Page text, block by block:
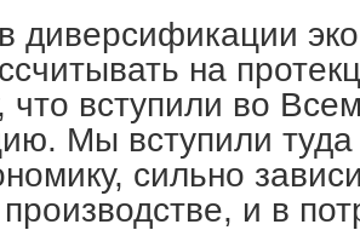
диверсификации
на
что вступили во
Мы вступили
сильно
и в